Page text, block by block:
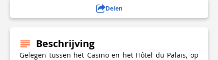
Delen
Beschrijving
Gelegen tussen het Casino en het Hôtel du Palais, op